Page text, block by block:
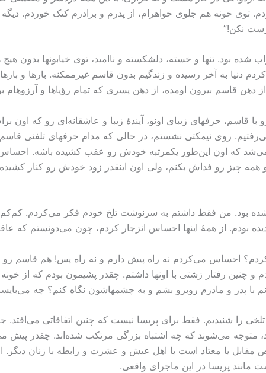
توی خونه هم جلوی خواهرام، از پدرم و برادرم کتک خوردم.
نکن!”
شده بود. تنها و خسته، دلشکسته و ناامید، توی خیابونها
دنیا به آخر رسیده و زندگیم بدون قاسم غیرممکنه. بارها و
دهن قاسم بیرون اومده، از دهن پسری که تمام رؤیاها و آرزوهام
قاسم، حرفهای زیبای اونو، آیندۀ زیبا و عاشقانه‌ای رو که اون
می‌رفتیم. روی نیمکتی نشستم، در حالی که مدام حرفهای تلفنی
نمی‌شد که اون این‌طور یکمرتبه خودش رو عقب کشیده باشه.
همه چیز رو فداش بکنم، ولی اون اینقدر زود خودش رو کنار
بود. من فقط داشتم به سرنوشت تلخ خودم فکر می‌کردم. کم‌کم
بودم. از همۀ اینها احساس انزجار کردم، چون می‌دونستم که
احساس می‌کردم نه راه پیش دارم و نه راه پس! هم قاسم رو
و چنین رفتار زشتی با اونها داشتم. چقدر پشیمون بودم که از
با پدر و مادرم روبرو بشم و به چشمهاشون نگاه کنم؟ چه
را شنیدیم. فقط برای پریسا نیست که چنین اتفاقاتی
متوجه می‌شوند که چه اشتباه بزرگی مرتکب شده‌اند. چقدر پیش
یا معتاد است یا اهل عیش و عشرت و رابطه با زنان
مانند پریسا در این ماجرای واقعی.